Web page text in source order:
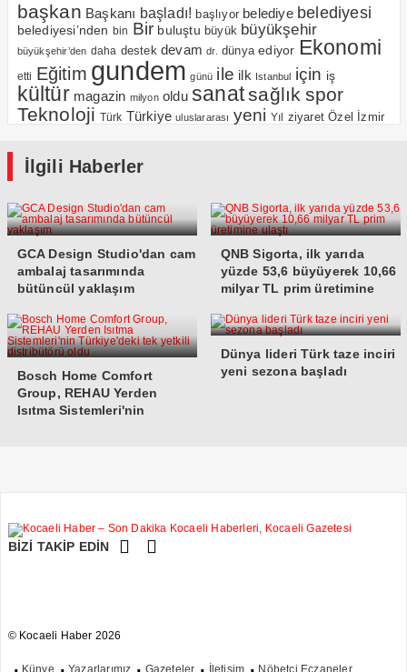
başkan Başkanı başladı! başlıyor belediye belediyesi
belediyesi’nden bin Bir buluştu büyük büyükşehir
büyükşehir’den daha destek devam dr. dünya ediyor Ekonomi
etti Eğitim gundem günü ile ilk Istanbul için iş
kültür magazin milyon oldu sanatsağlık spor
Teknoloji Türk Türkiye uluslararası yeni Yıl ziyaret Özel İzmir
İlgili Haberler
GCA Design Studio'dan cam
ambalaj tasarımında
bütüncül yaklaşım
QNB Sigorta, ilk yarıda
yüzde 53,6 büyüyerek 10,66
milyar TL prim üretimine
Bosch Home Comfort
Group, REHAU Yerden
Isıtma Sistemleri'nin
Dünya lideri Türk taze inciri
yeni sezona başladı
BİZİ TAKİP EDİN
© Kocaeli Haber 2026
Künye Yazarlarımız Gazeteler İletişim Nöbetçi Eczaneler